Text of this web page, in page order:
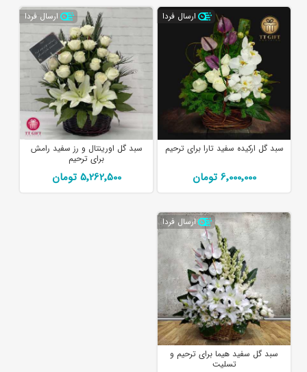
ارسال فردا
سبد گل ارکیده سفید تارا برای ترحیم
6٬000٬000 تومان
ارسال فردا
سبد گل اورینتال و رز سفید رامش
برای ترحیم
5٬262٬500 تومان
ارسال فردا
سبد گل سفید هیما برای ترحیم و
تسلیت